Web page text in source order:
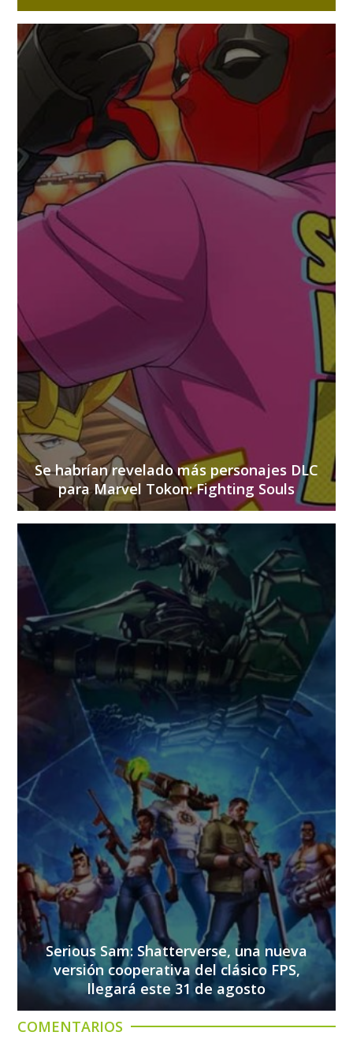
Se habrían revelado más personajes DLC
para Marvel Tokon: Fighting Souls
Serious Sam: Shatterverse, una nueva
versión cooperativa del clásico FPS,
llegará este 31 de agosto
COMENTARIOS